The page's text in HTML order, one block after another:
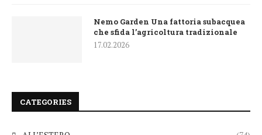
Nemo Garden Una fattoria subacquea
che sfida l’agricoltura tradizionale
17.02.2026
CATEGORIES